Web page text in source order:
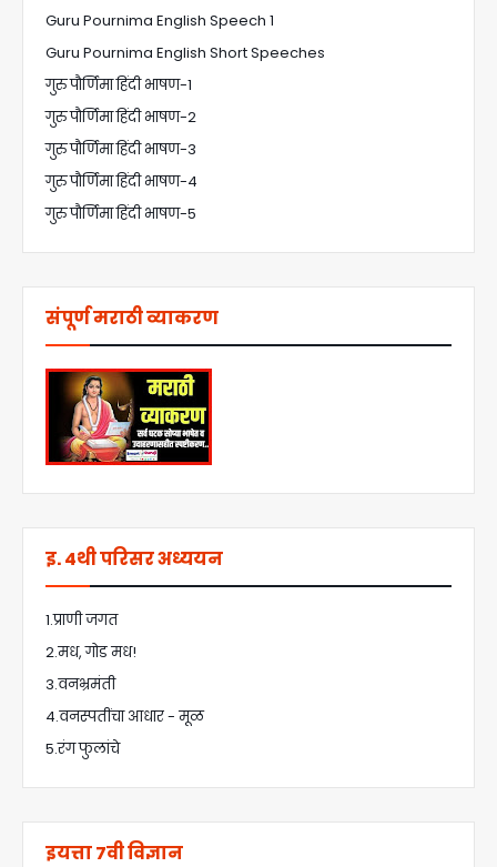
Guru Pournima English Speech 1
Guru Pournima English Short Speeches
गुरु पौर्णिमा हिंदी भाषण-1
गुरु पौर्णिमा हिंदी भाषण-2
गुरु पौर्णिमा हिंदी भाषण-3
गुरु पौर्णिमा हिंदी भाषण-4
गुरु पौर्णिमा हिंदी भाषण-5
संपूर्ण मराठी व्याकरण
इ. 4थी परिसर अध्ययन
1.प्राणी जगत
2.मध, गोड मध!
3.वनभ्रमंती
4.वनस्पतींचा आधार - मूळ
5.रंग फुलांचे
इयत्ता 7वी विज्ञान